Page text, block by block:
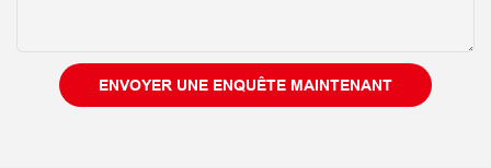
ENVOYER UNE ENQUÊTE MAINTENANT